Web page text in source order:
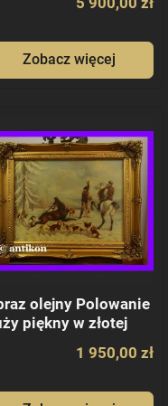
Zobacz więcej
olejny Polowanie
piękny w złotej
1 950,00 zł